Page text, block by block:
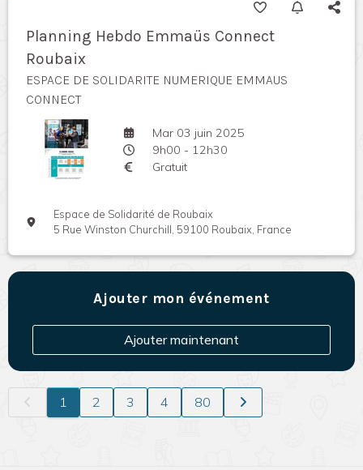
Planning Hebdo Emmaüs Connect
Roubaix
ESPACE DE SOLIDARITE NUMERIQUE EMMAUS
CONNECT
Mar 03 juin 2025
9h00 - 12h30
Gratuit
Espace de Solidarité de Roubaix
5 Rue Winston Churchill, 59100 Roubaix, France
Ajouter mon événement
Ajouter maintenant
1 2 3 4 80